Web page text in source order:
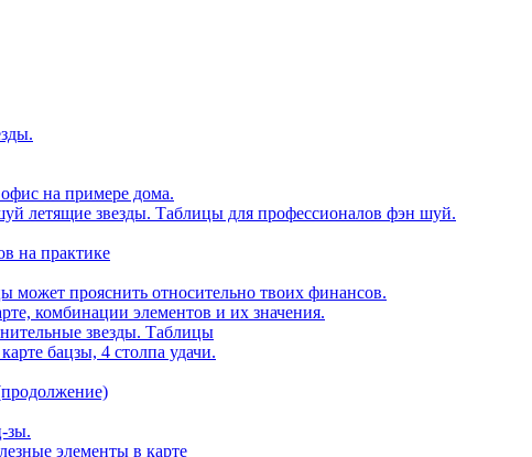
на примере дома.
летящие звезды. Таблицы для профессионалов фэн шуй.
на практике
может прояснить относительно твоих финансов.
комбинации элементов и их значения.
звезды. Таблицы
бацзы, 4 столпа удачи.
зы.
элементы в карте